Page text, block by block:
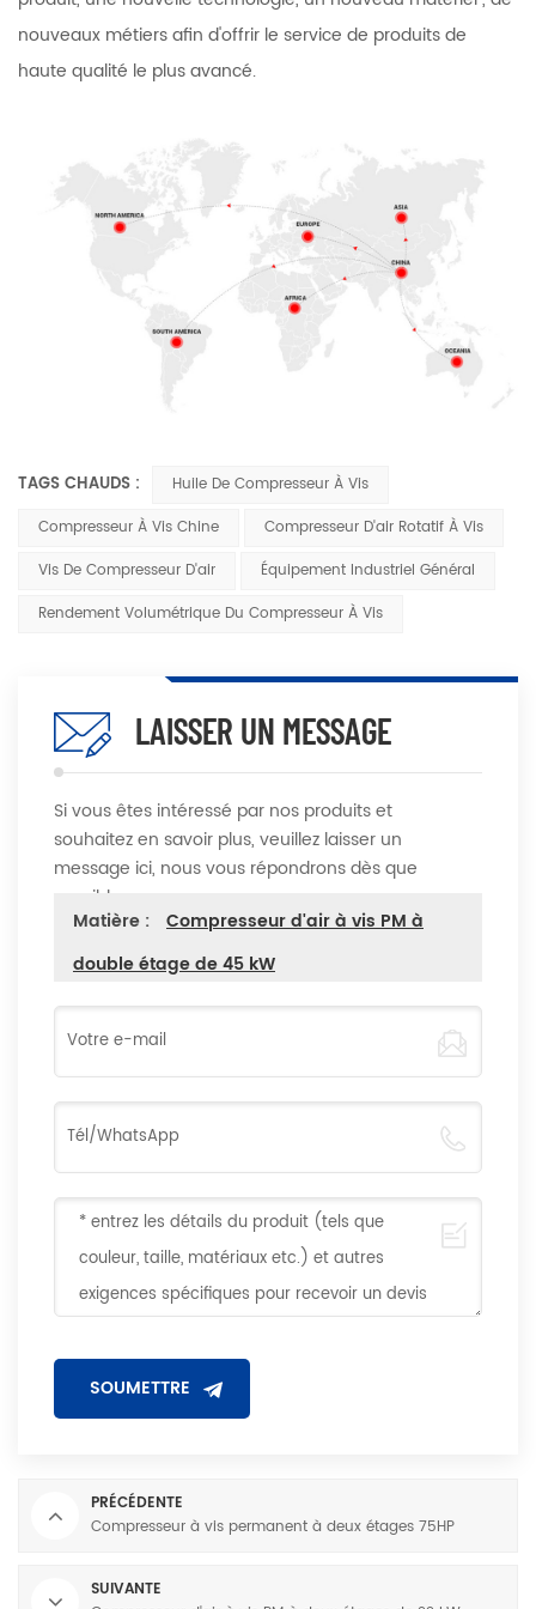
nouveaux métiers afin d'offrir le service de produits de
haute qualité le plus avancé.
TAGS CHAUDS :
Huile De Compresseur À Vis
Compresseur À Vis Chine
Compresseur D'air Rotatif À Vis
Vis De Compresseur D'air
Équipement Industriel Général
Rendement Volumétrique Du Compresseur À Vis
LAISSER UN MESSAGE
Si vous êtes intéressé par nos produits et
souhaitez en savoir plus, veuillez laisser un
message ici, nous vous répondrons dès que
possible
Matière :
Compresseur d'air à vis PM à
double étage de 45 kW
PRÉCÉDENTE
Compresseur à vis permanent à deux étages 75HP
SUIVANTE